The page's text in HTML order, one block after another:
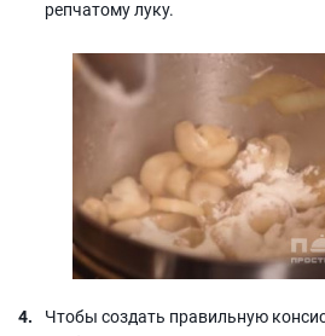
репчатому луку.
Чтобы создать правильную